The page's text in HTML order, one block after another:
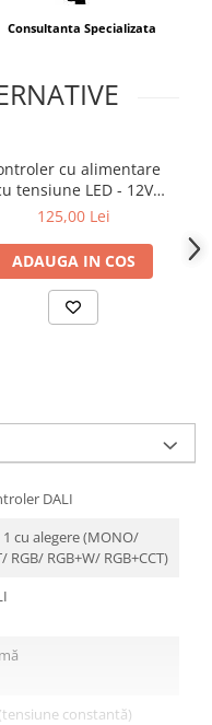
Consultanta Specializata
cu alimentare
tensiune LED - 12V
75W - 230V - PB-75-12
125,00 Lei
ADAUGA IN COS
DALI
1 cu alegere (MONO/
RGB/ RGB+W/ RGB+CCT)
constantă)